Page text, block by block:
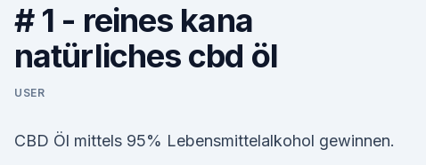
# 1 - reines kana
natürliches cbd öl
USER
CBD Öl mittels 95% Lebensmittelalkohol gewinnen.